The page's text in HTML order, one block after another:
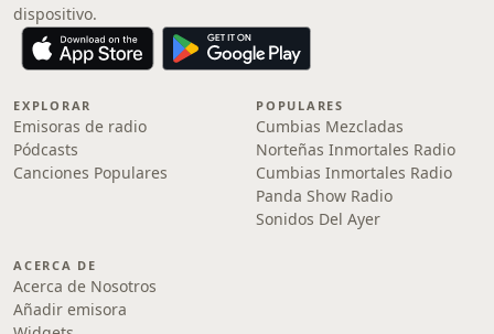
dispositivo.
EXPLORAR
Emisoras de radio
Pódcasts
Canciones Populares
POPULARES
Cumbias Mezcladas
Norteñas Inmortales Radio
Cumbias Inmortales Radio
Panda Show Radio
Sonidos Del Ayer
ACERCA DE
Acerca de Nosotros
Añadir emisora